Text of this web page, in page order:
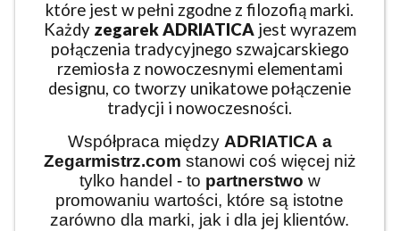
które jest w pełni zgodne z filozofią marki.
Każdy zegarek ADRIATICA jest wyrazem
połączenia tradycyjnego szwajcarskiego
rzemiosła z nowoczesnymi elementami
designu, co tworzy unikatowe połączenie
tradycji i nowoczesności.
Współpraca między ADRIATICA a
Zegarmistrz.com stanowi coś więcej niż
tylko handel - to partnerstwo w
promowaniu wartości, które są istotne
zarówno dla marki, jak i dla jej klientów.